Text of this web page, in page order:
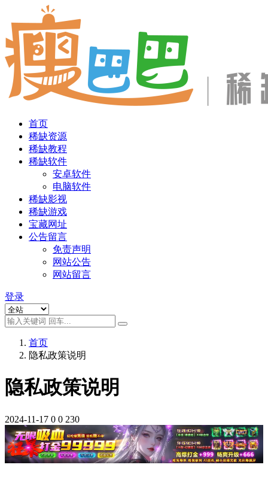
首页
稀缺资源
稀缺教程
稀缺软件
安卓软件
电脑软件
稀缺影视
稀缺游戏
宝藏网址
公告留言
免责声明
网站公告
网站留言
登录
首页
隐私政策说明
隐私政策说明
2024-11-17 0 0 230